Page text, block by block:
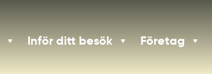
Inför ditt besök Företag